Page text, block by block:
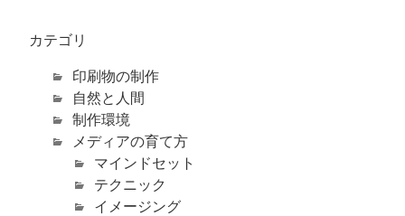
カテゴリ
印刷物の制作
自然と人間
制作環境
メディアの育て方
マインドセット
テクニック
イメージング